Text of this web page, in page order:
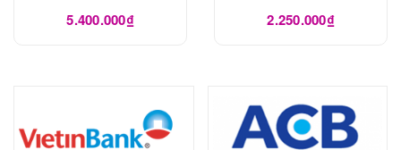
5.400.000₫ 2.250.000₫